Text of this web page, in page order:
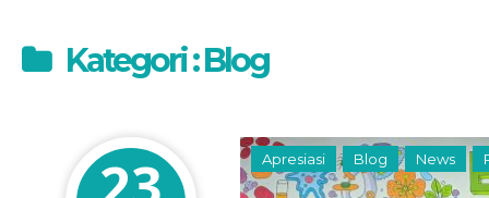
Kategori : Blog
Apresiasi Blog News